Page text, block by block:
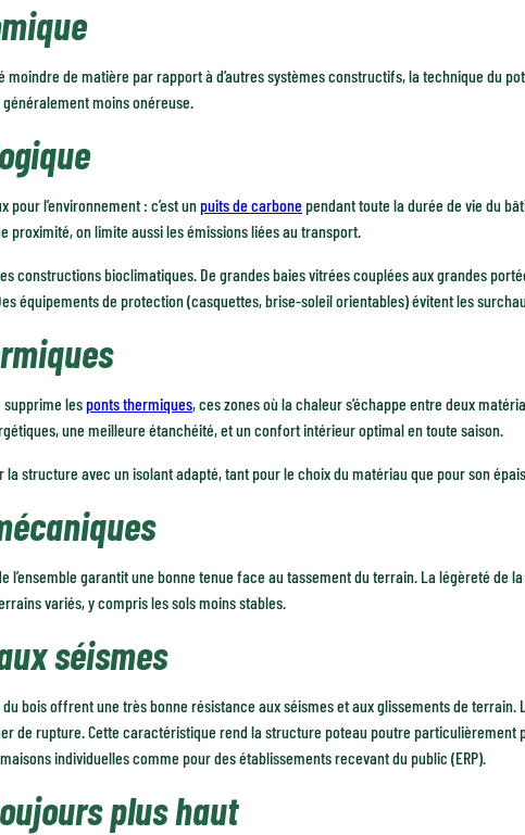
moindre de matière par rapport à d’autres systèmes constructifs, la technique du
moins onéreuse.
pour l’environnement : c’est unpuits de carbone pendant toute la durée de vie du
proximité, on limite aussi les émissions liées au transport.
constructions bioclimatiques. De grandes baies vitrées couplées aux grandes
équipements de protection (casquettes, brise-soleil orientables) évitent les
lesponts thermiques, ces zones où la chaleur s’échappe entre deux
une meilleure étanchéité, et un confort intérieur optimal en toute saison.
la structure avec un isolant adapté, tant pour le choix du matériau que pour son
l’ensemble garantit une bonne tenue face au tassement du terrain. La légèreté de
variés, y compris les sols moins stables.
séismes
bois offrent une très bonne résistance aux séismes et aux glissements de terrain.
de rupture. Cette caractéristique rend la structure poteau poutre particulièrement
individuelles comme pour des établissements recevant du public (ERP).
plus haut